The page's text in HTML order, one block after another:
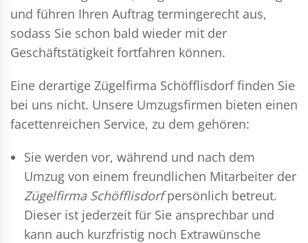
und führen Ihren Auftrag termingerecht aus,
sodass Sie schon bald wieder mit der
Geschäftstätigkeit fortfahren können.
Eine derartige Zügelfirma Schöfflisdorf finden Sie
bei uns nicht. Unsere Umzugsfirmen bieten einen
facettenreichen Service, zu dem gehören:
Sie werden vor, während und nach dem
Umzug von einem freundlichen Mitarbeiter der
Zügelfirma Schöfflisdorfpersönlich betreut.
Dieser ist jederzeit für Sie ansprechbar und
kann auch kurzfristig noch Extrawünsche